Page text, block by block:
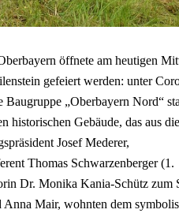
öffnete am heutigen
gefeiert werden: unter
Baugruppe „Oberbayern Nord“
historischen Gebäude, das aus
Josef Mederer,
Thomas Schwarzenberger (1.
Dr. Monika Kania-Schütz zum
Anna Mair, wohnten dem